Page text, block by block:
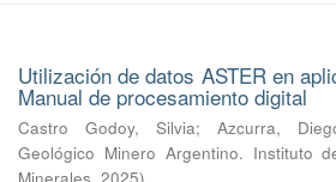
Utilización de datos ASTER en
Manual de procesamiento digital
Castro Godoy, Silvia; Azcurra,
Geológico Minero Argentino. Instituto